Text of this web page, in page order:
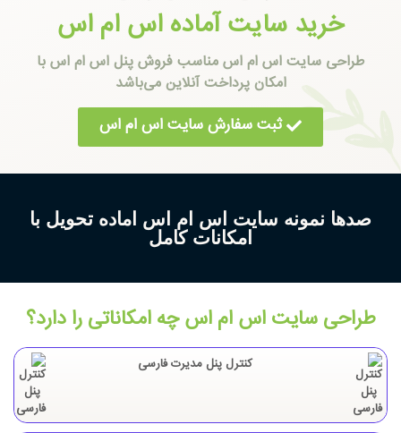
خرید سایت آماده اس ام اس
طراحی سایت اس ام اس مناسب فروش پنل اس ام اس با
امکان پرداخت آنلاین می‌باشد
ثبت سفارش سایت اس ام اس
صدها نمونه سایت اس ام اس اماده تحویل با
امکانات کامل
طراحی سایت اس ام اس چه امکاناتی را دارد؟
کنترل پنل مدیرت فارسی